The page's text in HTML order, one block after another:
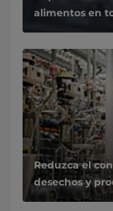
alimentos en
Reduzca el
desechos y